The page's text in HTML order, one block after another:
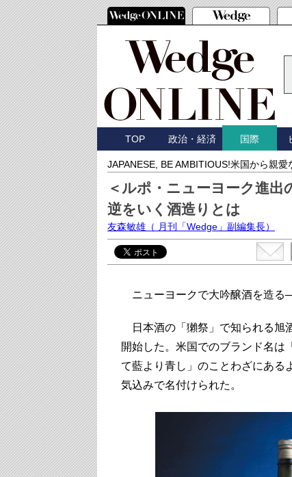
TOP 政治・経済 国際
JAPANESE, BE AMBITIOUS!米国から親愛
＜ルポ・ニューヨーク進出
逆をいく酒造りとは
友森敏雄 （ 月刊「Wedge」副編集長）
ニューヨークで大吟醸酒を造る
日本酒の「獺祭」で知られる旭
開始した。米国でのブランド名
て藍より青し」のことわざにある
気込みで名付けられた。